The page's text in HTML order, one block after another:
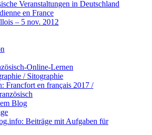
Veranstaltungen in Deutschland
en France
– 5 nov. 2012
Online-Lernen
/ Sitographie
Francfort en français 2017 /
Blog
Beiträge mit Aufgaben für